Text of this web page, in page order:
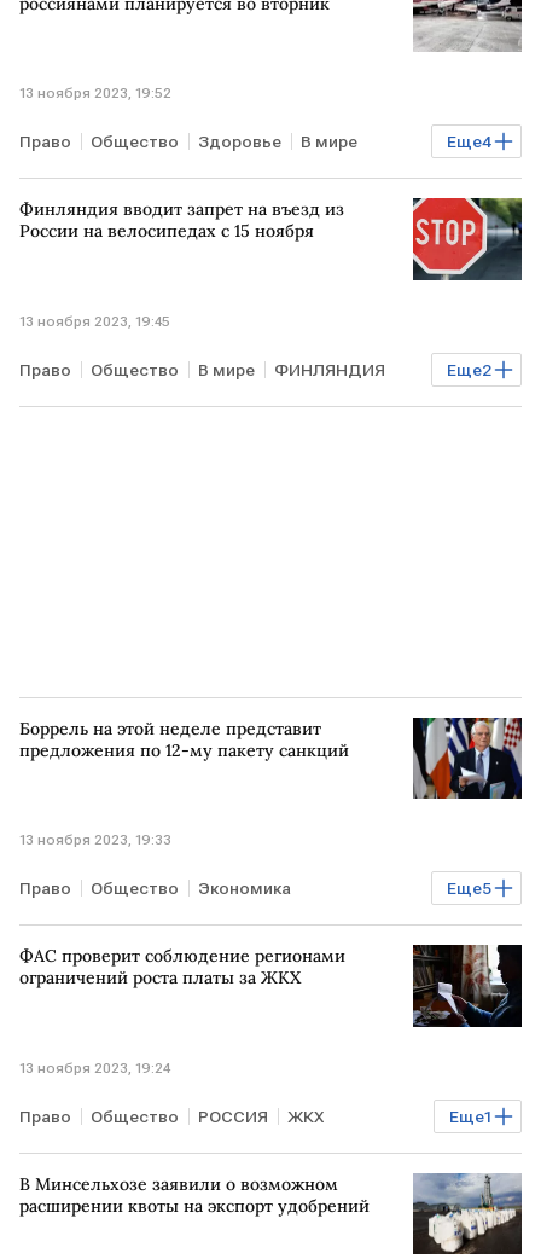
13 ноября 2023, 19:52
Еще4
Право Общество Здоровье В мире
РОССИЯ МЧС СЕКТОР ГАЗА
палестино-израильский конфликт
Финляндия вводит запрет на въезд из
России на велосипедах с 15 ноября
13 ноября 2023, 19:45
Еще2
Право Общество В мире ФИНЛЯНДИЯ
граница велосипеды
Боррель на этой неделе представит
предложения по 12-му пакету санкций
13 ноября 2023, 19:33
Еще5
Право Общество Экономика
Промышленность В мире ЕС РОССИЯ
санкции против РФ
ФАС проверит соблюдение регионами
ограничений роста платы за ЖКХ
13 ноября 2023, 19:24
Еще1
Право Общество РОССИЯ ЖКХ
коммунальные услуги
В Минсельхозе заявили о возможном
расширении квоты на экспорт удобрений